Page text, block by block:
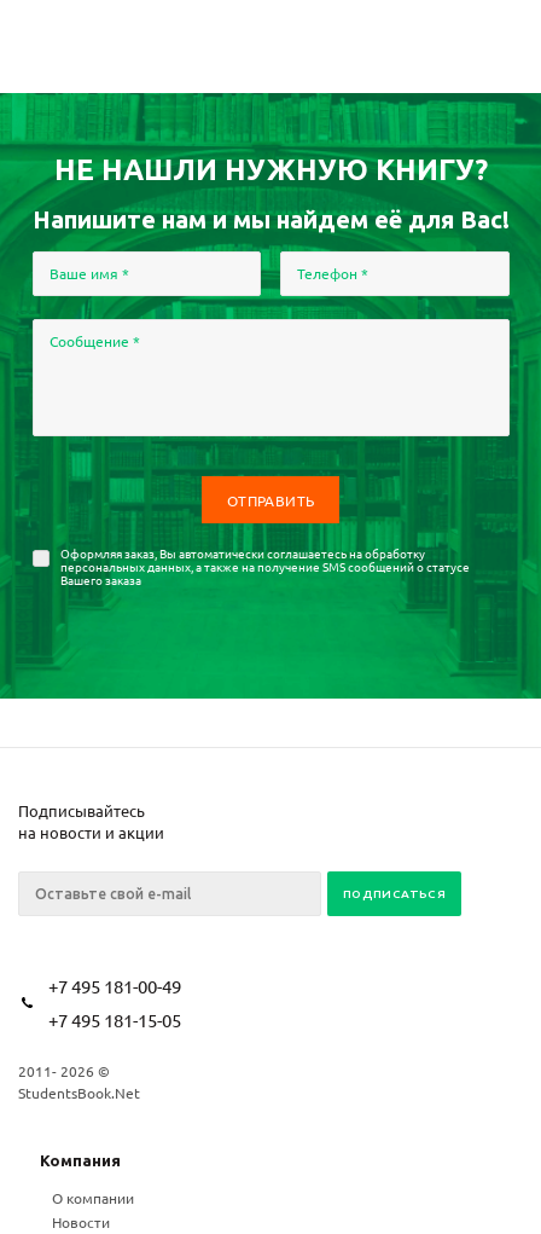
НЕ НАШЛИ НУЖНУЮ КНИГУ?
Напишите нам и мы найдем её для Вас!
Ваше имя * Телефон *
Сообщение *
Оформляя заказ, Вы автоматически соглашаетесь наобработку
персональных данных, а также на получение SMS сообщений о статусе
Вашего заказа
Подписывайтесь
на новости и акции
+7 495 181-00-49
+7 495 181-15-05
2011- 2026 ©
StudentsBook.Net
Компания
О компании
Новости